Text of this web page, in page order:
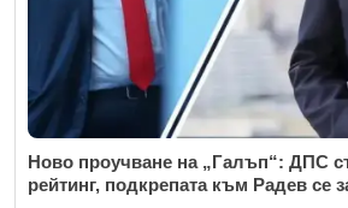
Ново проучване на „Галъп“: ДПС
рейтинг, подкрепата към Радев се